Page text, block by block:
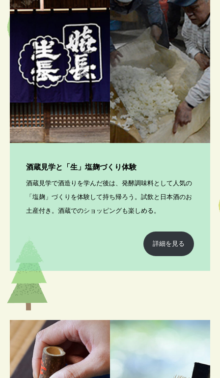
酒蔵見学と「生」塩麹づくり体験
酒蔵見学で酒造りを学んだ後は、発酵調味料として人気の
「塩麹」づくりを体験して持ち帰ろう。試飲と日本酒のお
土産付き。酒蔵でのショッピングも楽しめる。
詳細を見る